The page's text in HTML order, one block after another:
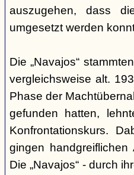
auszugehen, dass
umgesetzt werden
Die „Navajos“
vergleichsweise alt.
Phase der
gefunden hatten,
Konfrontationskurs.
gingen
Die „Navajos“ - durch